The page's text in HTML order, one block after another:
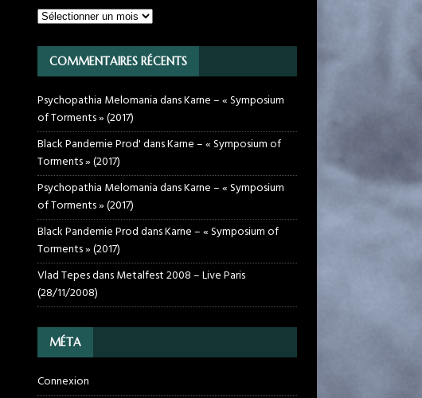
COMMENTAIRES RÉCENTS
Psychopathia MelomaniadansKarne – « Symposium
of Torments » (2017)
Black Pandemie Prod'dansKarne – « Symposium of
Torments » (2017)
Psychopathia MelomaniadansKarne – « Symposium
of Torments » (2017)
Black Pandemie ProddansKarne – « Symposium of
Torments » (2017)
Vlad TepesdansMetalfest 2008 – Live Paris
(28/11/2008)
MÉTA
Connexion